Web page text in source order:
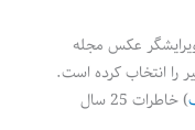
عکس مجله
را انتخاب کرده است.
) خاطرات 25 سال